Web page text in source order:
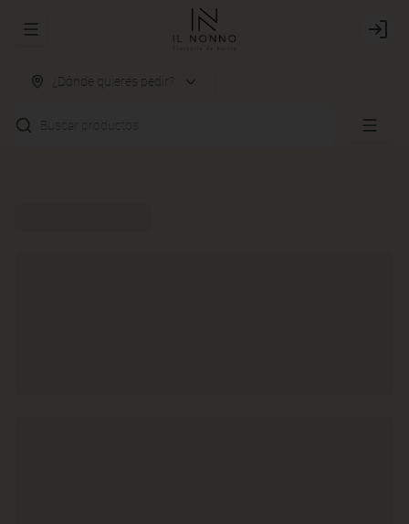
Abrir menu de navegación Login
¿Dónde quieres pedir?
Buscar productos